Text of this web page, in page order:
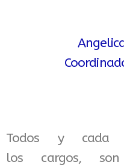
Todos y cada
los cargos,